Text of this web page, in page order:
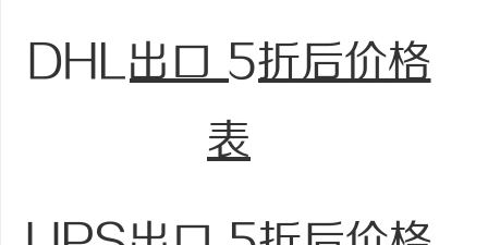
DHL出口 5折后价格
表